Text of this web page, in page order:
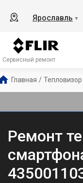
Ярославль ▼
Сервисный ремонт
Главная /
Ремонт